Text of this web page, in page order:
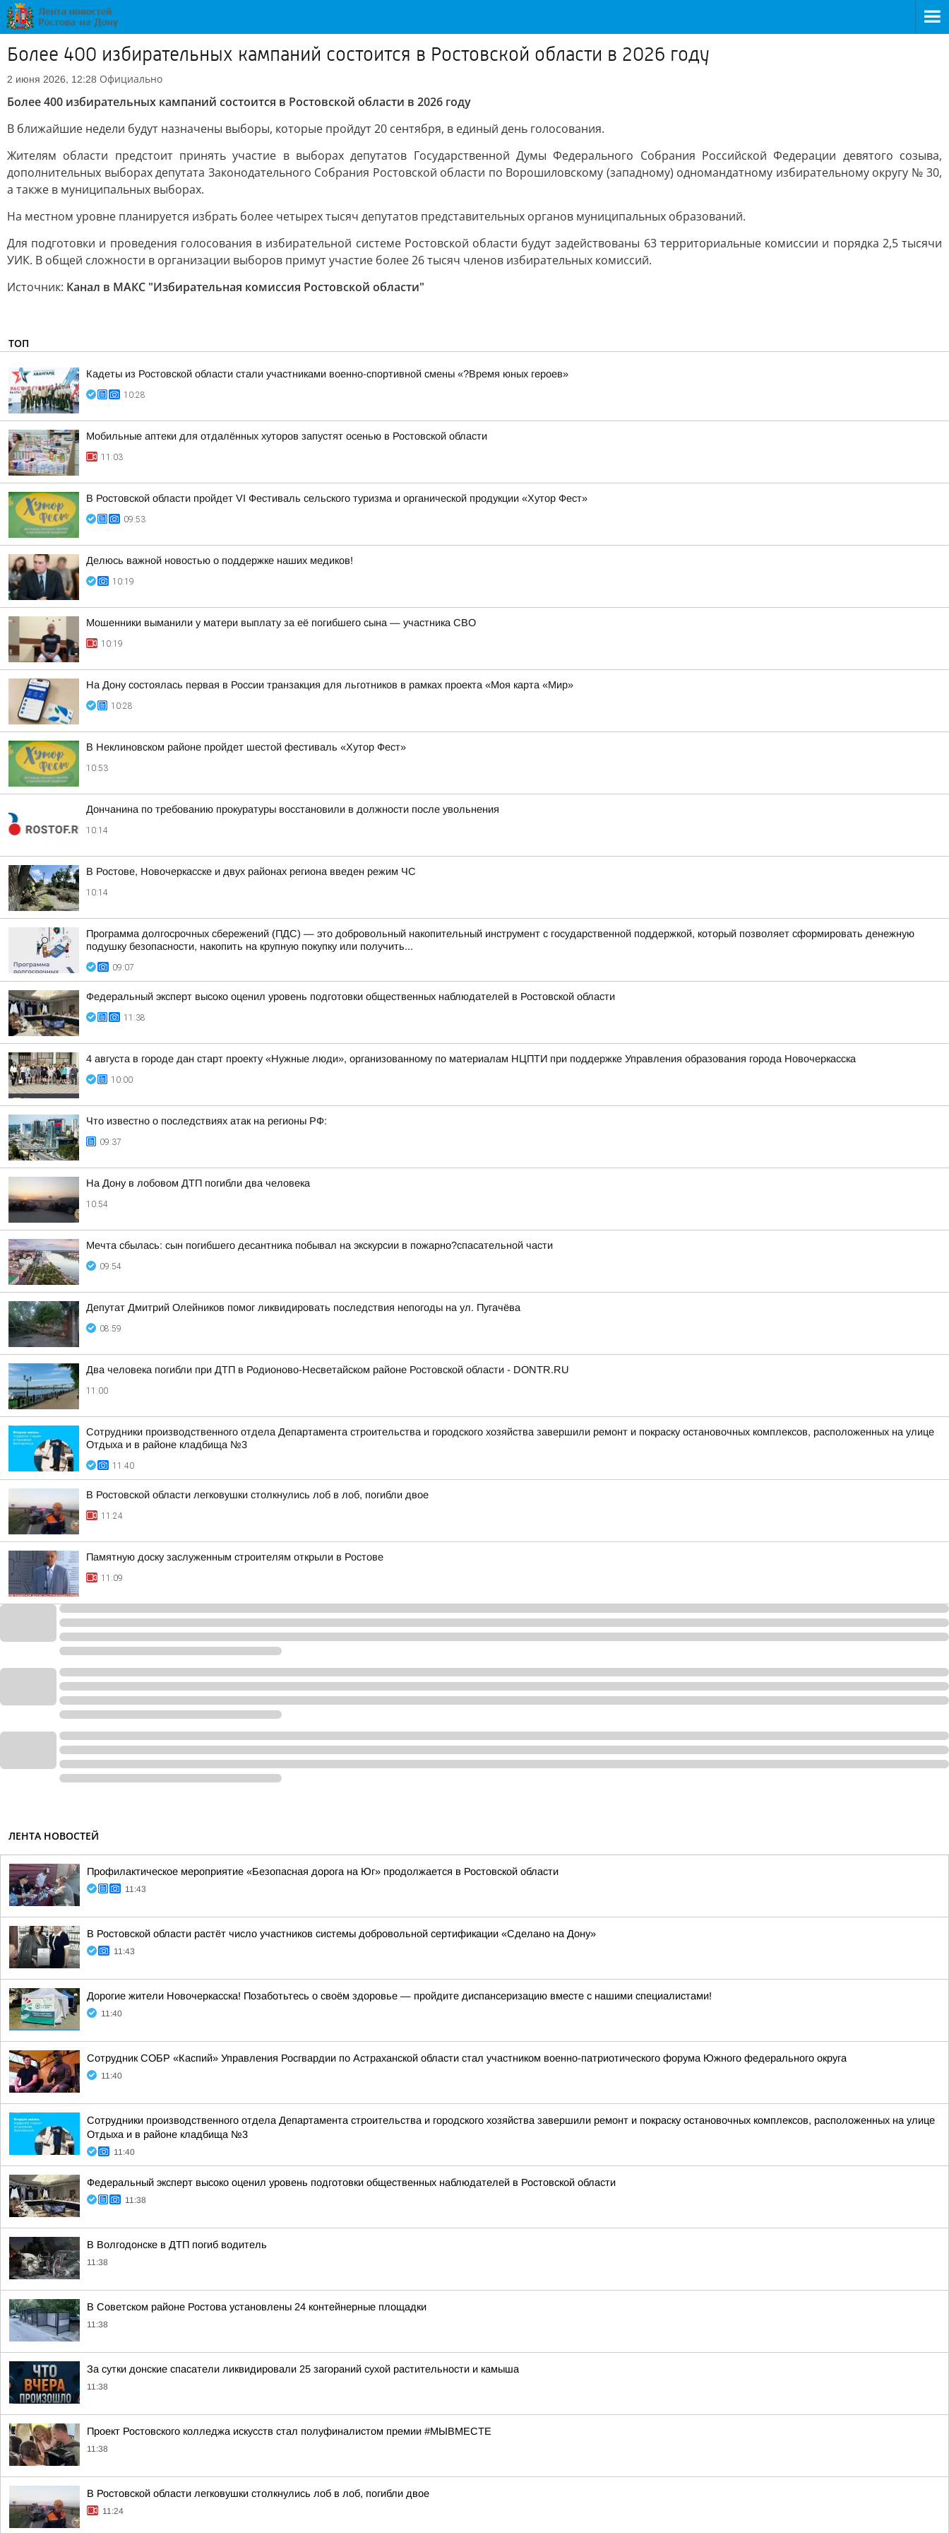
Более 400 избирательных кампаний состоится в Ростовской области в 2026 году
2 июня 2026, 12:28 Официально
Более 400 избирательных кампаний состоится в Ростовской области в 2026 году
В ближайшие недели будут назначены выборы, которые пройдут 20 сентября, в единый день голосования.
Жителям области предстоит принять участие в выборах депутатов Государственной Думы Федерального Собрания Российской Федерации девятого созыва,
дополнительных выборах депутата Законодательного Собрания Ростовской области по Ворошиловскому (западному) одномандатному избирательному округу № 30,
а также в муниципальных выборах.
На местном уровне планируется избрать более четырех тысяч депутатов представительных органов муниципальных образований.
Для подготовки и проведения голосования в избирательной системе Ростовской области будут задействованы 63 территориальные комиссии и порядка 2,5 тысячи
УИК. В общей сложности в организации выборов примут участие более 26 тысяч членов избирательных комиссий.
Источник: Канал в МАКС "Избирательная комиссия Ростовской области"
ТОП
Кадеты из Ростовской области стали участниками военно-спортивной смены «?Время юных героев»
10:28
Мобильные аптеки для отдалённых хуторов запустят осенью в Ростовской области
11:03
В Ростовской области пройдет VI Фестиваль сельского туризма и органической продукции «Хутор Фест»
09:53
Делюсь важной новостью о поддержке наших медиков!
10:19
Мошенники выманили у матери выплату за её погибшего сына — участника СВО
10:19
На Дону состоялась первая в России транзакция для льготников в рамках проекта «Моя карта «Мир»
10:28
В Неклиновском районе пройдет шестой фестиваль «Хутор Фест»
10:53
Дончанина по требованию прокуратуры восстановили в должности после увольнения
10:14
В Ростове, Новочеркасске и двух районах региона введен режим ЧС
10:14
Программа долгосрочных сбережений (ПДС) — это добровольный накопительный инструмент с государственной поддержкой, который позволяет сформировать денежную
подушку безопасности, накопить на крупную покупку или получить...
09:07
Федеральный эксперт высоко оценил уровень подготовки общественных наблюдателей в Ростовской области
11:38
4 августа в городе дан старт проекту «Нужные люди», организованному по материалам НЦПТИ при поддержке Управления образования города Новочеркасска
10:00
Что известно о последствиях атак на регионы РФ:
09:37
На Дону в лобовом ДТП погибли два человека
10:54
Мечта сбылась: сын погибшего десантника побывал на экскурсии в пожарно?спасательной части
09:54
Депутат Дмитрий Олейников помог ликвидировать последствия непогоды на ул. Пугачёва
08:59
Два человека погибли при ДТП в Родионово-Несветайском районе Ростовской области - DONTR.RU
11:00
Сотрудники производственного отдела Департамента строительства и городского хозяйства завершили ремонт и покраску остановочных комплексов, расположенных на улице
Отдыха и в районе кладбища №3
11:40
В Ростовской области легковушки столкнулись лоб в лоб, погибли двое
11:24
Памятную доску заслуженным строителям открыли в Ростове
11:09
ЛЕНТА НОВОСТЕЙ
Профилактическое мероприятие «Безопасная дорога на Юг» продолжается в Ростовской области
11:43
В Ростовской области растёт число участников системы добровольной сертификации «Сделано на Дону»
11:43
Дорогие жители Новочеркасска! Позаботьтесь о своём здоровье — пройдите диспансеризацию вместе с нашими специалистами!
11:40
Сотрудник СОБР «Каспий» Управления Росгвардии по Астраханской области стал участником военно-патриотического форума Южного федерального округа
11:40
Сотрудники производственного отдела Департамента строительства и городского хозяйства завершили ремонт и покраску остановочных комплексов, расположенных на улице
Отдыха и в районе кладбища №3
11:40
Федеральный эксперт высоко оценил уровень подготовки общественных наблюдателей в Ростовской области
11:38
В Волгодонске в ДТП погиб водитель
11:38
В Советском районе Ростова установлены 24 контейнерные площадки
11:38
За сутки донские спасатели ликвидировали 25 загораний сухой растительности и камыша
11:38
Проект Ростовского колледжа искусств стал полуфиналистом премии #МЫВМЕСТЕ
11:38
В Ростовской области легковушки столкнулись лоб в лоб, погибли двое
11:24